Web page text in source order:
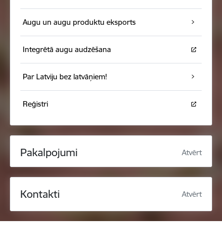
Augu un augu produktu eksports
Integrētā augu audzēšana
Par Latviju bez latvāņiem!
Reģistri
Pakalpojumi Atvērt
Kontakti Atvērt